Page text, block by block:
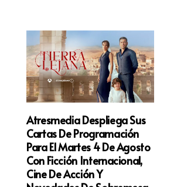
Atresmedia Despliega Sus
Cartas De Programación
Para El Martes 4 De Agosto
Con Ficción Internacional,
Cine De Acción Y